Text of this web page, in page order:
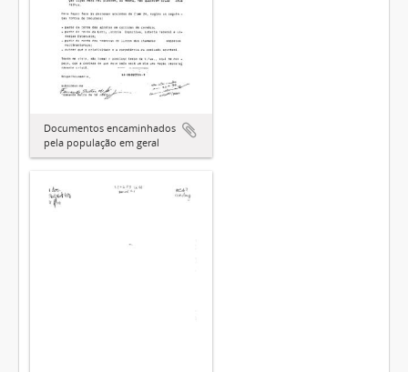
Documentos encaminhados
pela população em geral